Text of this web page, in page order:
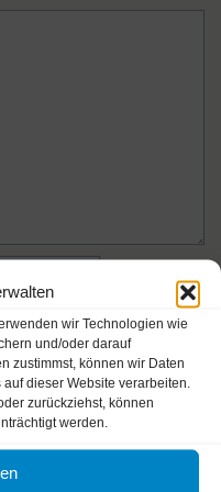
wir Technologien wie
und/oder darauf
zustimmst, können wir Daten
dieser Website verarbeiten.
zurückziehst, können
werden.
in diesem Browser
speichern.